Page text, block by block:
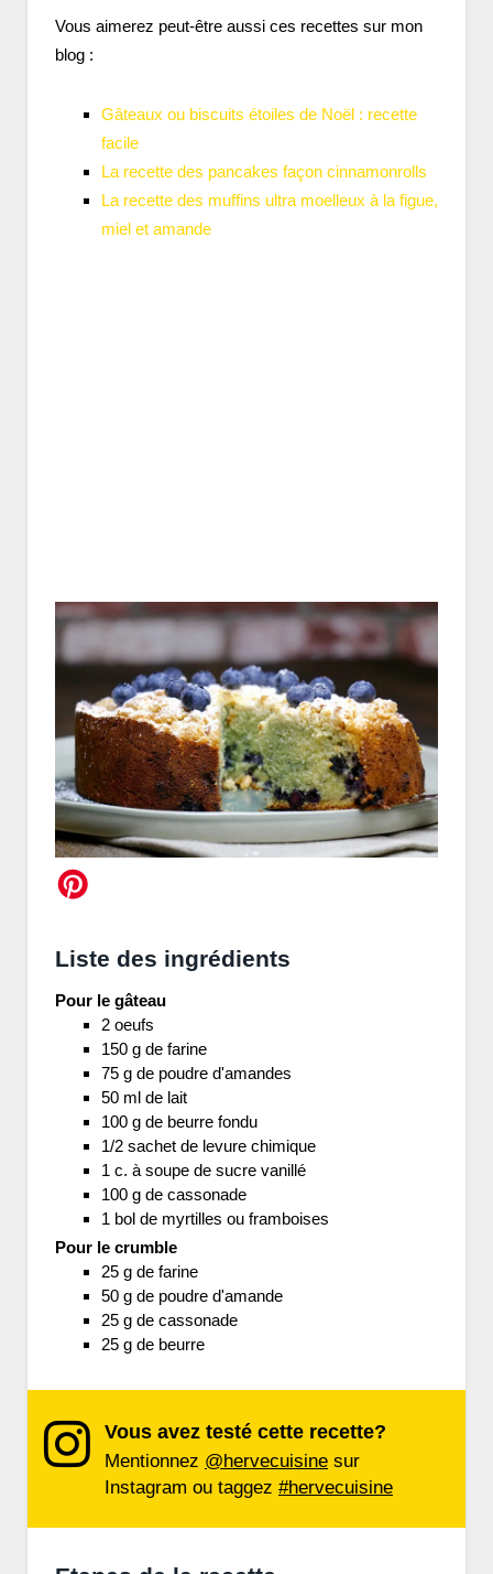
Vous aimerez peut-être aussi ces recettes sur mon
blog :
Gâteaux ou biscuits étoiles de Noël : recette
facile
La recette des pancakes façon cinnamonrolls
La recette des muffins ultra moelleux à la figue,
miel et amande
Liste des ingrédients
Pour le gâteau
2 oeufs
150 g de farine
75 g de poudre d'amandes
50 ml de lait
100 g de beurre fondu
1/2 sachet de levure chimique
1 c. à soupe de sucre vanillé
100 g de cassonade
1 bol de myrtilles ou framboises
Pour le crumble
25 g de farine
50 g de poudre d'amande
25 g de cassonade
25 g de beurre
Vous avez testé cette recette?
Mentionnez @hervecuisine sur
Instagram ou taggez #hervecuisine